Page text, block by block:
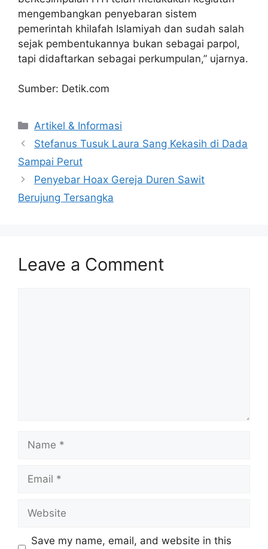
mengembangkan penyebaran sistem
pemerintah khilafah Islamiyah dan sudah salah
sejak pembentukannya bukan sebagai parpol,
tapi didaftarkan sebagai perkumpulan,” ujarnya.
Sumber: Detik.com
Artikel & Informasi
Stefanus Tusuk Laura Sang Kekasih di Dada
Sampai Perut
Penyebar Hoax Gereja Duren Sawit
Berujung Tersangka
Leave a Comment
Save my name, email, and website in this